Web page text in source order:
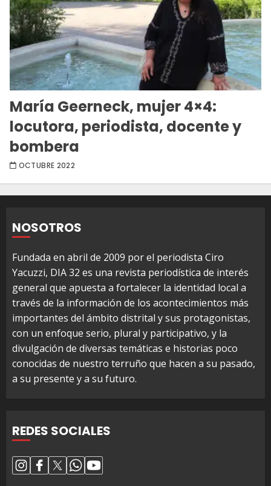
María Geerneck, mujer 4×4:
locutora, periodista, docente y
bombera
OCTUBRE 2022
NOSOTROS
Fundada en abril de 2009 por el periodista Ciro
Yacuzzi, DIA 32 es una revista periodística de interés
general que apuesta a fortalecer la identidad local a
través de la información de los acontecimientos más
importantes del ámbito distrital y sus protagonistas,
con un enfoque serio, plural y participativo, y la
divulgación de diversas temáticas e historias poco
conocidas de nuestro terruño que hacen a su pasado,
a su presente y a su futuro.
REDES SOCIALES